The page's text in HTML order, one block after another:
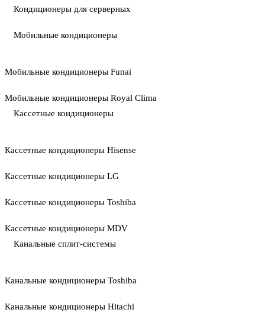
Кондиционеры для серверных
Мобильные кондиционеры
Мобильные кондиционеры Funai
Мобильные кондиционеры Royal Clima
Кассетные кондиционеры
Кассетные кондиционеры Hisense
Кассетные кондиционеры LG
Кассетные кондиционеры Toshiba
Кассетные кондиционеры MDV
Канальные сплит-системы
Канальные кондиционеры Toshiba
Канальные кондиционеры Hitachi